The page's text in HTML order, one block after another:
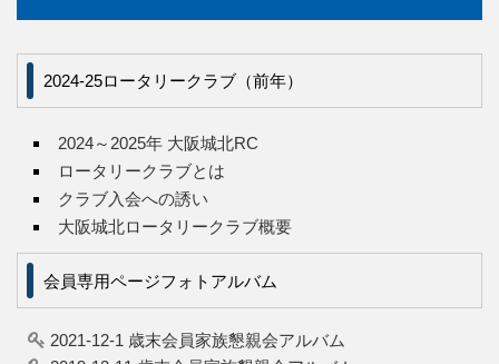
2024-25ロータリークラブ（前年）
2024～2025年 大阪城北RC
ロータリークラブとは
クラブ入会への誘い
大阪城北ロータリークラブ概要
会員専用ページフォトアルバム
2021-12-1 歳末会員家族懇親会アルバム